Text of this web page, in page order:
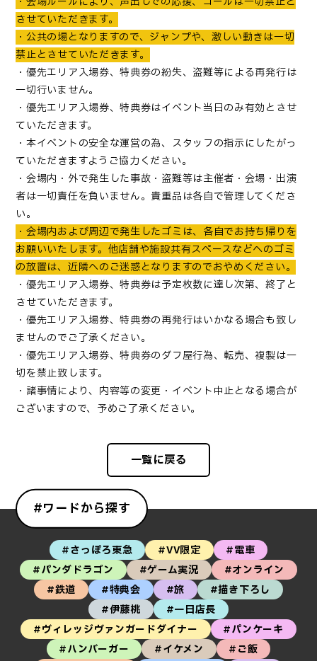
させていただきます。
・公共の場となりますので、ジャンプや、激しい動きは一切
禁止とさせていただきます。
・優先エリア入場券、特典券の紛失、盗難等による再発行は
一切行いません。
・優先エリア入場券、特典券はイベント当日のみ有効とさせ
ていただきます。
・本イベントの安全な運営の為、スタッフの指示にしたがっ
ていただきますようご協力ください。
・会場内・外で発生した事故・盗難等は主催者・会場・出演
者は一切責任を負いません。貴重品は各自で管理してくださ
い。
・会場内および周辺で発生したゴミは、各自でお持ち帰りを
お願いいたします。他店舗や施設共有スペースなどへのゴミ
の放置は、近隣へのご迷惑となりますのでおやめください。
・優先エリア入場券、特典券は予定枚数に達し次第、終了と
させていただきます。
・優先エリア入場券、特典券の再発行はいかなる場合も致し
ませんのでご了承ください。
・優先エリア入場券、特典券のダフ屋行為、転売、複製は一
切を禁止致します。
・諸事情により、内容等の変更・イベント中止となる場合が
ございますので、予めご了承ください。
一覧に戻る
#ワードから探す
#さっぽろ東急 #VV限定
#電車
#パンダドラゴン
#ゲーム実況
#オンライン
#鉄道
#特典会 #旅
#描き下ろし
#伊藤桃
#一日店長
#ヴィレッジヴァンガードダイナー
#パンケーキ
#ハンバーガー
#イケメン
#ご飯